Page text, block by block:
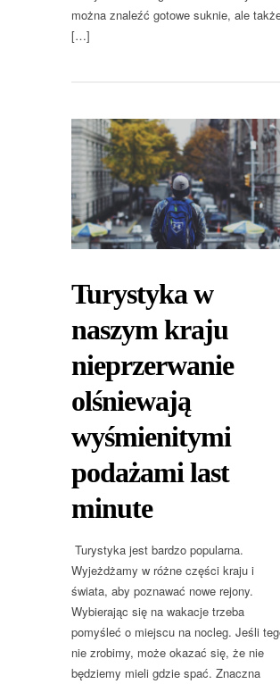
można znaleźć gotowe suknie, ale
[…]
Turystyka w
naszym kraju
nieprzerwanie
olśniewają
wyśmienitymi
podażami last
minute
Turystyka jest bardzo popularna.
Wyjeżdżamy w różne części kraju i
świata, aby poznawać nowe rejony.
Wybierając się na wakacje trzeba
pomyśleć o miejscu na nocleg. Jeśli
nie zrobimy, może okazać się, że nie
będziemy mieli gdzie spać. Znaczna